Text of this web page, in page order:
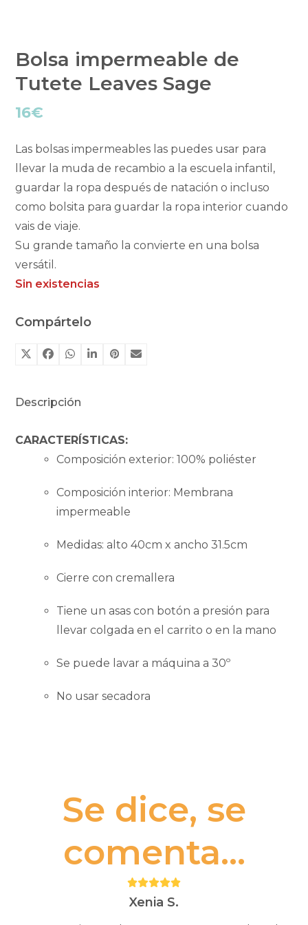
Bolsa impermeable de
Tutete Leaves Sage
16€
Las bolsas impermeables las puedes usar para
llevar la muda de recambio a la escuela infantil,
guardar la ropa después de natación o incluso
como bolsita para guardar la ropa interior cuando
vais de viaje.
Su grande tamaño la convierte en una bolsa
versátil.
Sin existencias
Compártelo
Descripción
CARACTERÍSTICAS:
Composición exterior: 100% poliéster
Composición interior: Membrana
impermeable
Medidas: alto 40cm x ancho 31.5cm
Cierre con cremallera
Tiene un asas con botón a presión para
llevar colgada en el carrito o en la mano
Se puede lavar a máquina a 30º
No usar secadora
Se dice, se
comenta...
Puntuación:
5Xenia S.